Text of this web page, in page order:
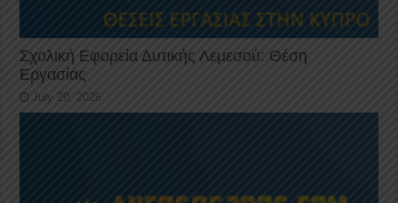
Σχολική Εφορεία Δυτικής Λεμεσού: Θέση
Εργασίας
July 20, 2026